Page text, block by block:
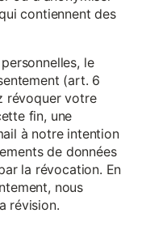
contiennent des
le
(art. 6
révoquer votre
fin, une
à notre intention
de données
la révocation. En
nous
révision.